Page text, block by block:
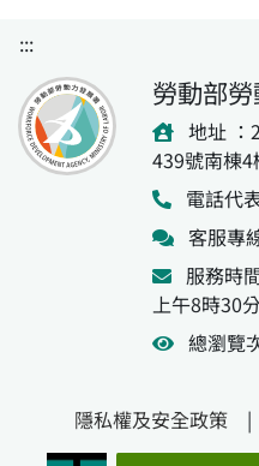
:::
勞動部
地址 ：
439號南棟4
電話代
客服專
服務時
上午8時30
總瀏覽
隱私權及安全政策 |